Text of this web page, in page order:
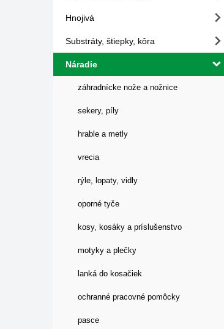
Hnojivá
Substráty, štiepky, kôra
Náradie
záhradnícke nože a nožnice
sekery, píly
hrable a metly
vrecia
rýle, lopaty, vidly
oporné tyče
kosy, kosáky a príslušenstvo
motyky a plečky
lanká do kosačiek
ochranné pracovné pomôcky
pasce